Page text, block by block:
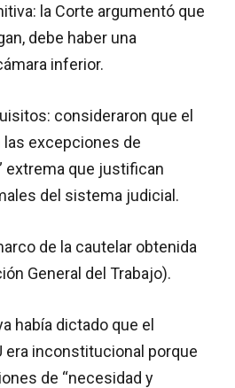
la Corte argumentó que
debe haber una
inferior.
consideraron que el
las excepciones de
extrema que justifican
del sistema judicial.
de la cautelar obtenida
General del Trabajo).
había dictado que el
era inconstitucional porque
de “necesidad y